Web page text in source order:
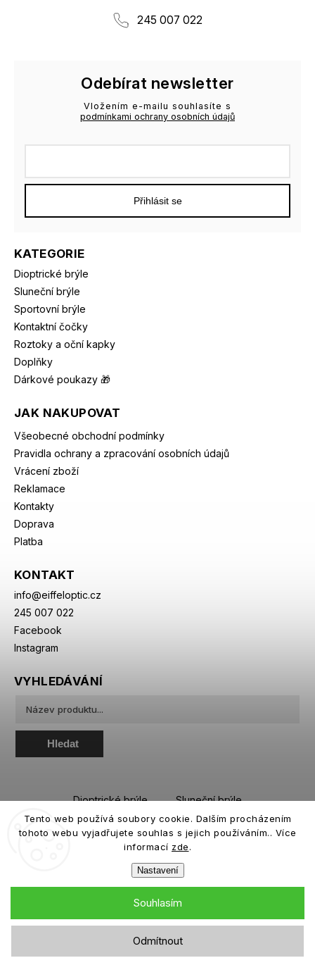
Tento web používá soubory cookie. Dalším procházením
tohoto webu vyjadřujete souhlas s jejich používáním.. Více
informací zde.
Nastavení
Odmítnout
Souhlasím
245 007 022
KATEGORIE
Dioptrické brýle
Sluneční brýle
Sportovní brýle
Kontaktní čočky
Roztoky a oční kapky
Doplňky
Dárkové poukazy 🎁
JAK NAKUPOVAT
Všeobecné obchodní podmínky
Pravidla ochrany a zpracování osobních údajů
Vrácení zboží
Reklamace
Kontakty
Doprava
Platba
KONTAKT
info@eiffeloptic.cz
245 007 022
Facebook
Instagram
Odebírat newsletter
Vložením e-mailu souhlasíte s
podmínkami ochrany osobních údajů
Přihlásit se
VYHLEDÁVÁNÍ
Hledat
Dioptrické brýle
Sluneční brýle
Sportovní brýle
Kontaktní čočky
Roztoky a oční kapky
Copyright 2026eiffeloptic.cz. Všechna práva vyhrazena.